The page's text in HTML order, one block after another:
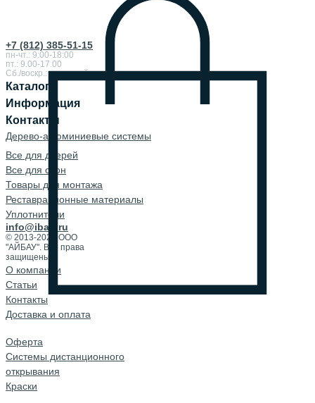
+7 (812) 385-51-15
пн-чт.: 9:00-18:00
пт.: 9.00-17.00
Сб./воскр.: выходной
Каталог
Информация
Контакты
Дерево-алюминиевые системы
Все для дверей
Все для окон
Товары для монтажа
Реставрационные материалы
Уплотнители
info@ibau.ru
© 2013-2026 ООО
"АЙБАУ". Все права
защищены.
О компании
Cтатьи
Контакты
Доставка и оплата
Оферта
Системы дистанционного
открывания
Краски